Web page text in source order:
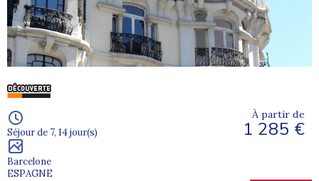
Séjour de 7, 14 jour(s)
Barcelone
ESPAGNE
À partir de
1 285 €